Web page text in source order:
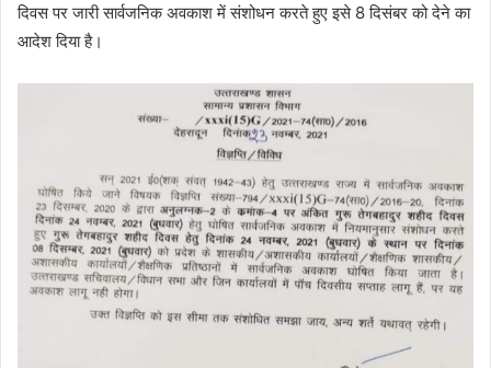
दिवस पर जारी सार्वजनिक अवकाश में संशोधन करते हुए इसे 8 दिसंबर को देने का
आदेश दिया है।